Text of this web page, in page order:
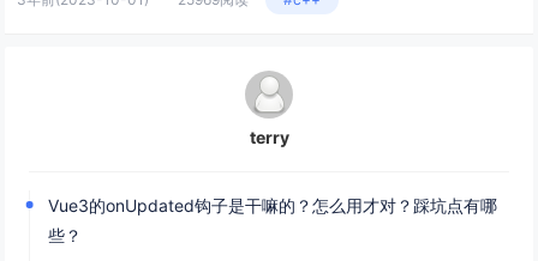
terry
Vue3的onUpdated钩子是干嘛的？怎么用才对？踩坑点有哪
些？